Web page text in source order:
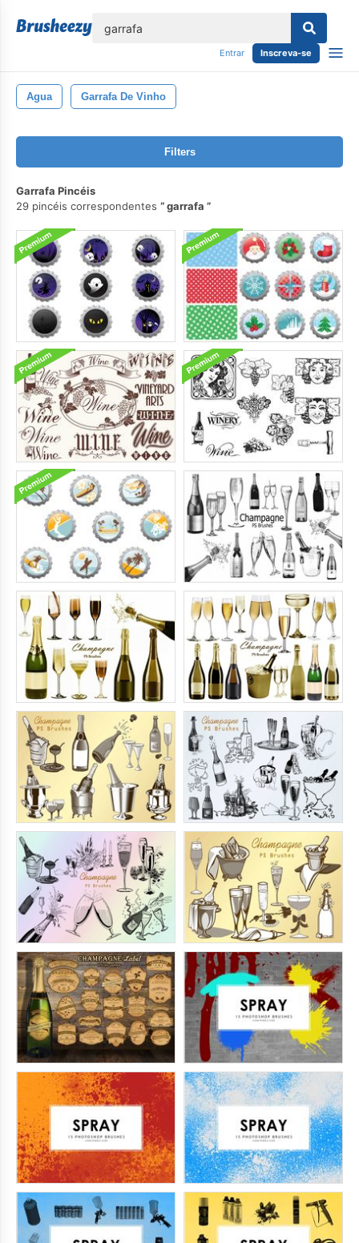
Entrar Inscreva-se
Agua Garrafa De Vinho
Filters
Garrafa Pincéis
29 pincéis correspondentes
garrafa